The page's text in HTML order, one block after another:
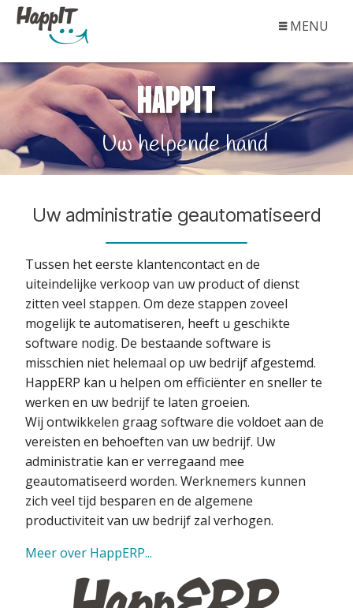
MENU
DIENSTEN
OVER ONS
CONTACT
HAPPIT
Uw helpende hand
Uw administratie geautomatiseerd
Tussen het eerste klantencontact en de
uiteindelijke verkoop van uw product of dienst
zitten veel stappen. Om deze stappen zoveel
mogelijk te automatiseren, heeft u geschikte
software nodig. De bestaande software is
misschien niet helemaal op uw bedrijf afgestemd.
HappERP kan u helpen om efficiënter en sneller te
werken en uw bedrijf te laten groeien.
Wij ontwikkelen graag software die voldoet aan de
vereisten en behoeften van uw bedrijf. Uw
administratie kan er verregaand mee
geautomatiseerd worden. Werknemers kunnen
zich veel tijd besparen en de algemene
productiviteit van uw bedrijf zal verhogen.
Meer over HappERP...